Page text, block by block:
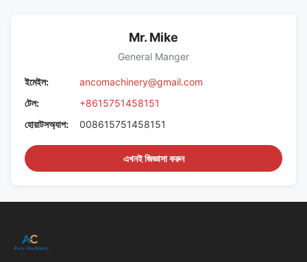
Mr. Mike
General Manger
ইমেইল:
ancomachinery@gmail.com
টেল:
+8615751458151
হোয়াটসঅ্যাপ:
008615751458151
এখনই জিজ্ঞাসা করুন